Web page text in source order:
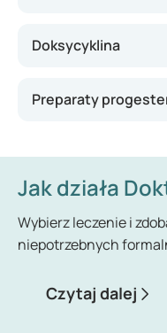
Doksycyklina
Preparaty
Jak działa
Wybierz leczenie i
niepotrzebnych
Czytaj dalej